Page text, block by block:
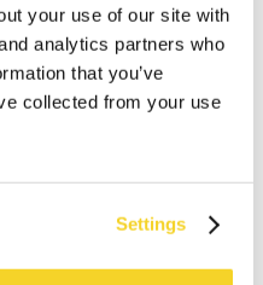
your use of our site with
analytics partners who
that you’ve
collected from your use
Settings